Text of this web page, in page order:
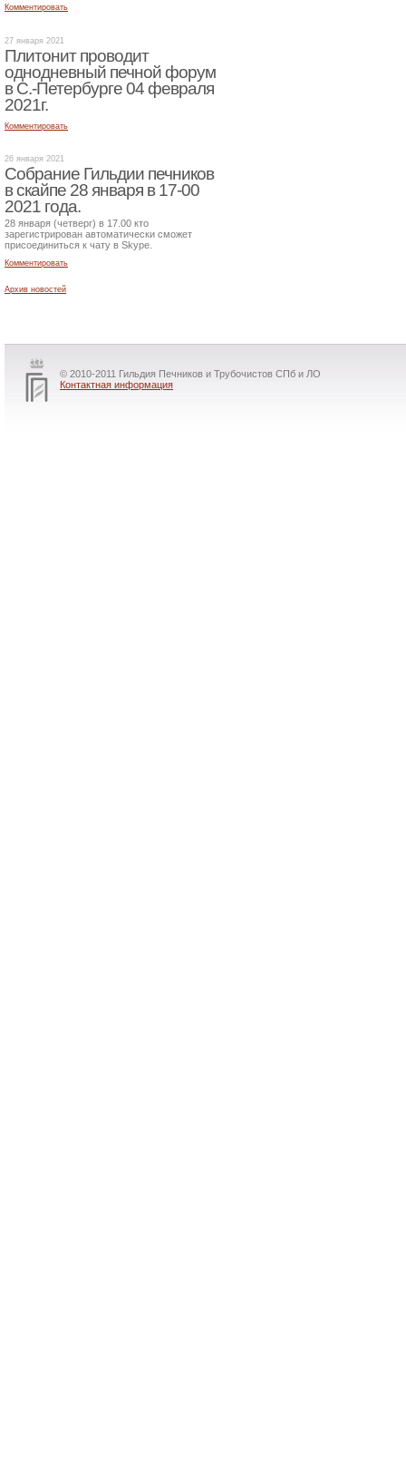
Комментировать
27 января 2021
Плитонит проводит
однодневный печной форум
в С.-Петербурге 04 февраля
2021г.
Комментировать
26 января 2021
Собрание Гильдии печников
в скайпе 28 января в 17-00
2021 года.
28 января (четверг) в 17.00 кто
зарегистрирован автоматически сможет
присоединиться к чату в Skype.
Комментировать
Архив новостей
© 2010-2011 Гильдия Печников и Трубочистов СПб и ЛО
Контактная информация